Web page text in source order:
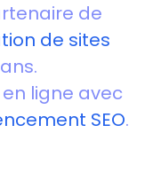
de
de sites
ligne avec
SEO.